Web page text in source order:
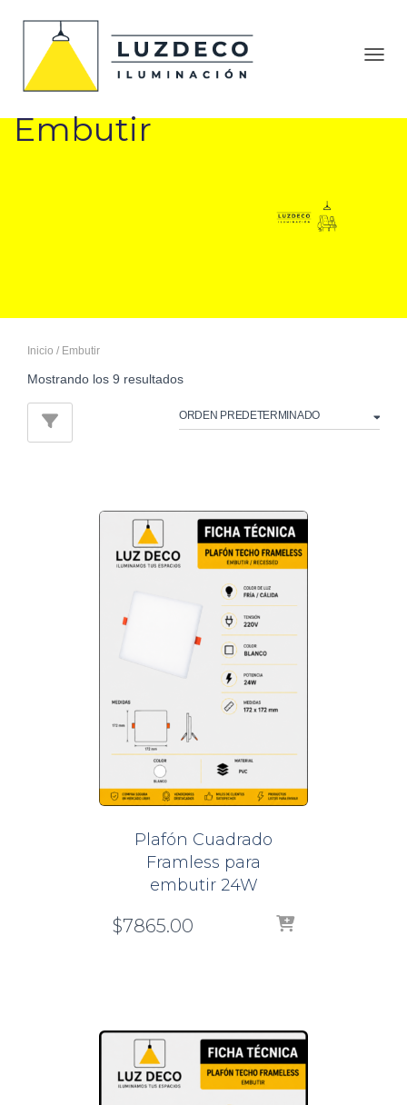
Embutir
Inicio / Embutir
Mostrando los 9 resultados
Plafón Cuadrado
Framless para
embutir 24W
$7865.00